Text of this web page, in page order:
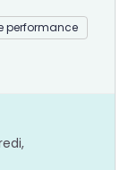
performance